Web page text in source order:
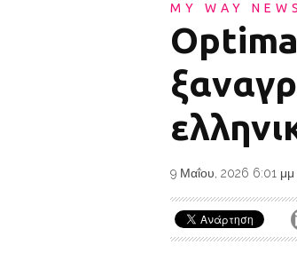
MY WAY NEWS
9 Μαΐου, 2026 6:01 μμ